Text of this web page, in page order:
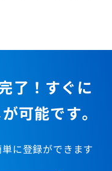
了！すぐに
可能です。
に登録ができます